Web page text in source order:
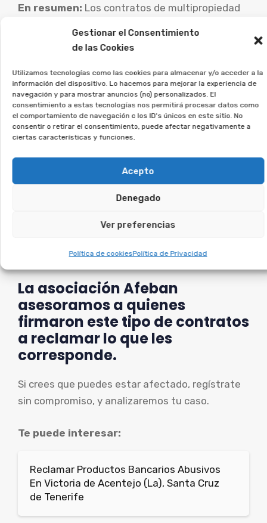
Gestionar el Consentimiento
de las Cookies
Utilizamos tecnologías como las cookies para almacenar y/o acceder a la
información del dispositivo. Lo hacemos para mejorar la experiencia de
navegación y para mostrar anuncios (no) personalizados. El
consentimiento a estas tecnologías nos permitirá procesar datos como
el comportamiento de navegación o los ID's únicos en este sitio. No
consentir o retirar el consentimiento, puede afectar negativamente a
ciertas características y funciones.
Acepto
Denegado
Ver preferencias
Política de cookiesPolítica de Privacidad
En resumen: Los contratos de multipropiedad
fijen una duración perpetua son radicalmente
Supremo español. Si adicionalmente la compra
se financió mediante un préstamo facilitado por
un acuerdo entre la vendedora y una entidad
financiera, la nulidad del acuerdo de compra
puede extenderse al crédito asociado,
posibilitando al consumidor recuperar una parte
sustancial o todo del dinero desembolsado.
Es esencial que las personas perjudicadas por
este tipo de acuerdos busquen ayuda jurídica
explorar las vías de reclamación.
La asociación Afeban
asesoramos a quienes
firmaron este tipo de contratos
a reclamar lo que les
corresponde.
Si crees que puedes estar afectado, regístrate
sin compromiso, y analizaremos tu caso.
Te puede interesar:
Reclamar Productos Bancarios Abusivos
En Victoria de Acentejo (La), Santa Cruz
de Tenerife